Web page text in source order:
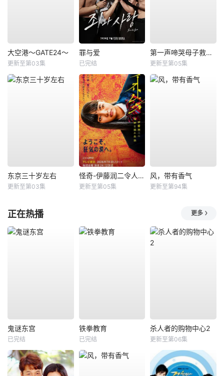
大空港～GATE24～
更新至第03集
罪与爱
已完结
第一声啼哭母子救命急救班
更新至第05集
东京三十岁左右
更新至第03集
怪奇-伊藤润二令人彻夜难眠的奇异故事－
更新至第05集
风，带有香气
更新至第94集
正在热播 更多
鬼谜东宫
已完结
铁拳教育
已完结
杀人者的购物中心2
更新至第06集